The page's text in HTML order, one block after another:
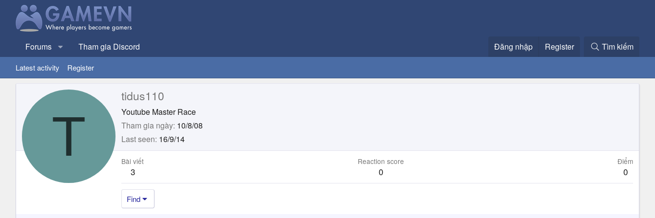
Forums Tham gia Discord Đăng nhập Register Tìm kiếm
Latest activity Register
T
tidus110
Youtube Master Race
Tham gia ngày 10/8/08
Last seen 16/9/14
Bài viết
3
Reaction score
0
Điểm
0
Find